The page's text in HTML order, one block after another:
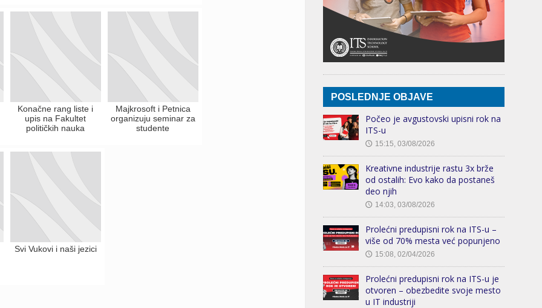
Konačne rang liste i
upis na Fakultet
političkih nauka
Majkrosoft i Petnica
organizuju seminar za
studente
Svi Vukovi i naši jezici
POSLEDNJE OBJAVE
Počeo je avgustovski upisni rok na
ITS-u
🕔 15:15, 03/08/2026
Kreativne industrije rastu 3x brže
od ostalih: Evo kako da postaneš
deo njih
🕔 14:03, 03/08/2026
Prolećni predupisni rok na ITS-u –
više od 70% mesta već popunjeno
🕔 15:08, 02/04/2026
Prolećni predupisni rok na ITS-u je
otvoren – obezbedite svoje mesto
u IT industriji